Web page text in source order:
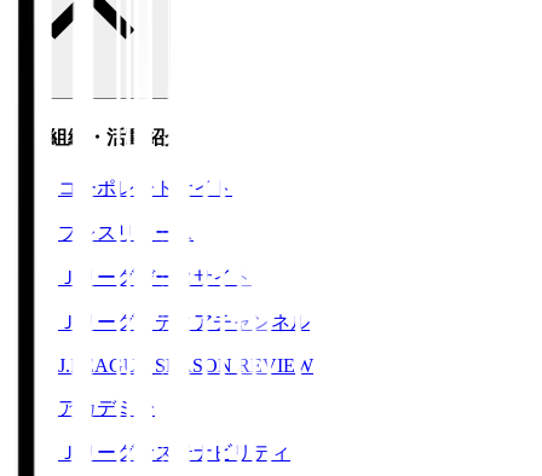
運営組織・活動紹介
コーポレートサイト
プレスリリース
Ｊリーグデータサイト
Ｊリーグメディアチャンネル
J.LEAGUE SEASON REVIEW
アカデミー
Ｊリーグサステナビリティ